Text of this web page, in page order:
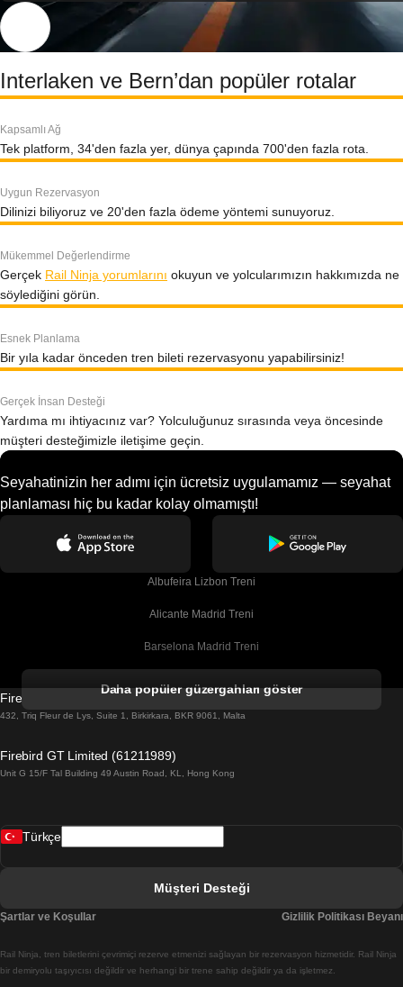
Interlaken ve Bern’dan popüler rotalar
Kapsamlı Ağ
Tek platform, 34'den fazla yer, dünya çapında 700'den fazla rota.
Uygun Rezervasyon
Dilinizi biliyoruz ve 20'den fazla ödeme yöntemi sunuyoruz.
Mükemmel Değerlendirme
Gerçek Rail Ninja yorumlarını okuyun ve yolcularımızın hakkımızda ne
söylediğini görün.
Esnek Planlama
Bir yıla kadar önceden tren bileti rezervasyonu yapabilirsiniz!
Gerçek İnsan Desteği
Yardıma mı ihtiyacınız var? Yolculuğunuz sırasında veya öncesinde
müşteri desteğimizle iletişime geçin.
Seyahatinizin her adımı için ücretsiz uygulamamız — seyahat
planlaması hiç bu kadar kolay olmamıştı!
Albufeira Lizbon Treni
Alicante Madrid Treni
Barselona Madrid Treni
Barselona Sevilla Treni
Belfast Dublin Treni
Budapeşte Viyana Treni
Daha popüler güzergahları göster
Firebird GT Limited (OC 1451)
432, Triq Fleur de Lys, Suite 1, Birkirkara, BKR 9061, Malta
Firebird GT Limited (61211989)
Unit G 15/F Tal Building 49 Austin Road, KL, Hong Kong
Rail Ninja, tren biletlerini çevrimiçi rezerve etmenizi sağlayan bir rezervasyon hizmetidir. Rail Ninja
bir demiryolu taşıyıcısı değildir ve herhangi bir trene sahip değildir ya da işletmez.
Türkçe
Müşteri Desteği
Şartlar ve Koşullar Gizlilik Politikası Beyanı